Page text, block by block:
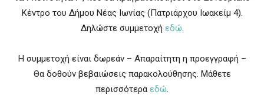
Κέντρο του Δήμου Νέας Ιωνίας (Πατριάρχου Ιωακείμ 4).
Δηλώστε συμμετοχή εδώ.
Η συμμετοχή είναι δωρεάν – Απαραίτητη η προεγγραφή –
Θα δοθούν βεβαιώσεις παρακολούθησης. Μάθετε
περισσότερα εδώ.